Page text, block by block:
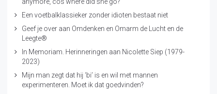
Een voetbalklassieker zonder idioten bestaat niet
Geef je over aan Omdenken en Omarm de Lucht en de
Leegte®
In Memoriam. Herinneringen aan Nicolette Siep (1979-
2023)
Mijn man zegt dat hij ‘bi’ is en wil met mannen
experimenteren. Moet ik dat goedvinden?